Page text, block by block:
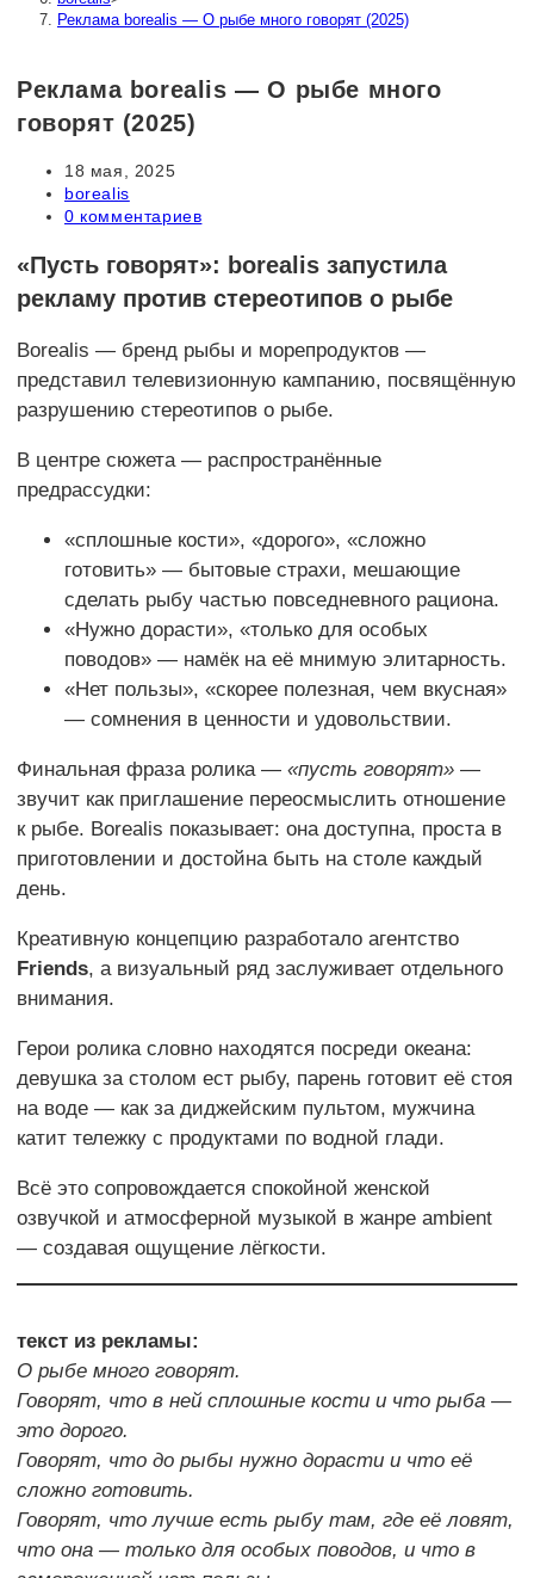
Реклама borealis — О рыбе много говорят (2025)
Реклама borealis — О рыбе много
говорят (2025)
Запись
опубликована:
18 мая, 2025
Рубрика
записи:
borealis
Комментарии
записи:
0 комментариев
«Пусть говорят»: borealis запустила
рекламу против стереотипов о рыбе
Borealis — бренд рыбы и морепродуктов —
представил телевизионную кампанию, посвящённую
разрушению стереотипов о рыбе.
В центре сюжета — распространённые
предрассудки:
«сплошные кости», «дорого», «сложно
готовить» — бытовые страхи, мешающие
сделать рыбу частью повседневного рациона.
«Нужно дорасти», «только для особых
поводов» — намёк на её мнимую элитарность.
«Нет пользы», «скорее полезная, чем вкусная»
— сомнения в ценности и удовольствии.
Финальная фраза ролика — «пусть говорят» —
звучит как приглашение переосмыслить отношение
к рыбе. Borealis показывает: она доступна, проста в
приготовлении и достойна быть на столе каждый
день.
Креативную концепцию разработало агентство
Friends, а визуальный ряд заслуживает отдельного
внимания.
Герои ролика словно находятся посреди океана:
девушка за столом ест рыбу, парень готовит её стоя
на воде — как за диджейским пультом, мужчина
катит тележку с продуктами по водной глади.
Всё это сопровождается спокойной женской
озвучкой и атмосферной музыкой в жанре ambient
— создавая ощущение лёгкости.
текст из рекламы:
О рыбе много говорят.
Говорят, что в ней сплошные кости и что рыба —
это дорого.
Говорят, что до рыбы нужно дорасти и что её
сложно готовить.
Говорят, что лучше есть рыбу там, где её ловят,
что она — только для особых поводов, и что в